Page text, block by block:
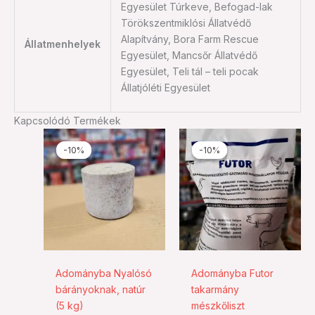
Állatmenhelyek
Egyesület Túrkeve, Befogad-lak
Törökszentmiklósi Állatvédő
Alapítvány, Bora Farm Rescue
Egyesület, Mancsőr Állatvédő
Egyesület, Teli tál – teli pocak
Állatjóléti Egyesület
Kapcsolódó Termékek
-10%
-10%
Adományba Nyalósó
bárányoknak, natúr
(5 kg)
Original
price
was:
1.400 Ft.
Current
price
is:
1.260 Ft.
Ennek
a
terméknek
variációja
van.
változatok
-10%
-10%
Adományba Futor
takarmány
mészkőliszt
1.080 Ft
-
2.250 Ft
Ennek
több
van.
A